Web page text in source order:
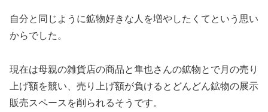
自分と同じように鉱物好きな人を増やしたくてという思い
からでした。
現在は母親の雑貨店の商品と隼也さんの鉱物とで月の売り
上げ額を競い、売り上げ額が負けるとどんどん鉱物の展示
販売スペースを削られるそうです。